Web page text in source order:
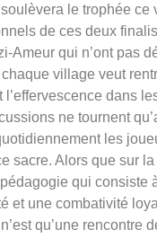
le trophée
de ces deux
Ameur qui n’ont pas
village veut
l’effervescence dans
ne tournent
les
sacre. Alors que sur
qui consiste
et une combativité
qu’une rencontre